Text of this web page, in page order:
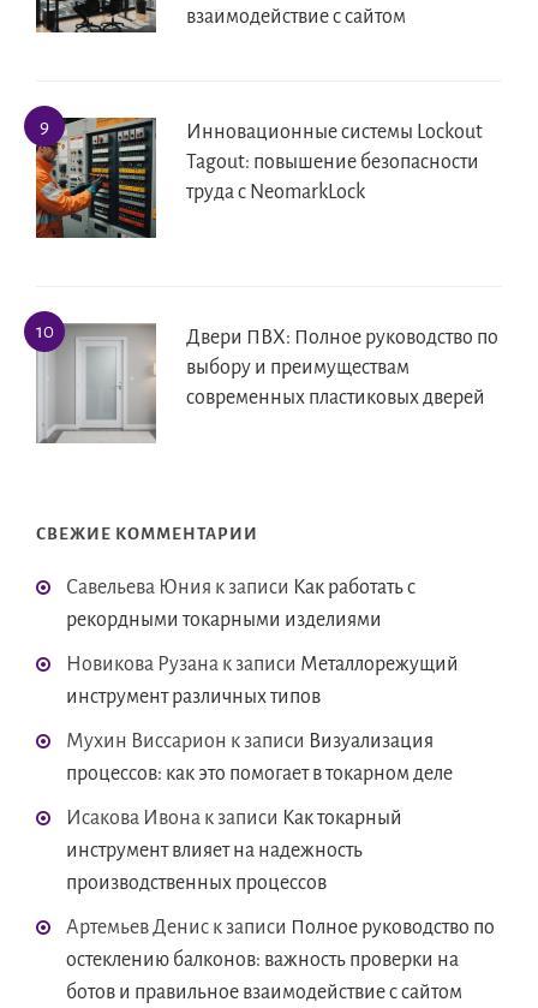
взаимодействие с сайтом
Инновационные системы Lockout
Tagout: повышение безопасности
труда с NeomarkLock
Двери ПВХ: Полное руководство по
выбору и преимуществам
современных пластиковых дверей
СВЕЖИЕ КОММЕНТАРИИ
Савельева Юния к записи Как работать с
рекордными токарными изделиями
Новикова Рузана к записи Металлорежущий
инструмент различных типов
Мухин Виссарион к записи Визуализация
процессов: как это помогает в токарном деле
Исакова Ивона к записи Как токарный
инструмент влияет на надежность
производственных процессов
Артемьев Денис к записи Полное руководство по
остеклению балконов: важность проверки на
ботов и правильное взаимодействие с сайтом